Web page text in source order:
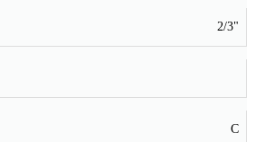
2/3"
C